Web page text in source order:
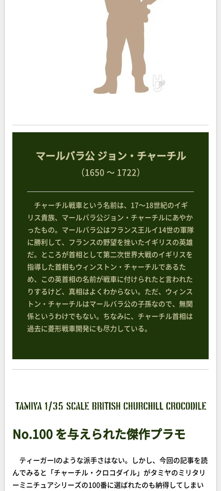
マールバラ公 ジョン・チャーチル
（1650 ～ 1722）
チャーチル戦車という名前は、17～18世紀のイギ
リス貴族、マールバラ公ジョン・チャーチルにあやか
ったもの。マールバラ公はフランス王ルイ14世の軍隊
に勝利して、フランスの野望を挫いたイギリスの英雄
だ。ところが首相として第二次世界大戦のイギリスを
指導した首相もウィンストン・チャーチルであるた
め、この英首相の名前が戦車に付けられたと言われた
りするけど、真相はよくわからない。ただ、ウィンス
トン・チャーチルはマールバラ公の子孫なので、無関
係というわけでもない。ちなみに、チャーチル首相は
過去に菱形戦車開発にも尽力している。
No.100 を与えられた傑作プラモ
ティーガーIのような派手さはない。しかし、今回の記事を読
んでみると「チャーチル・クロコダイル」がタミヤのミリタリ
ーミニチュアシリーズの100番に選ばれたのも納得してしまい